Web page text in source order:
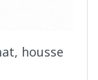
housse